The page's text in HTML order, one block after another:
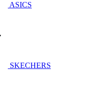
ASICS
SKECHERS